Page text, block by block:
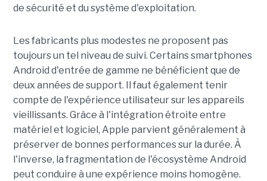
de sécurité et du système d'exploitation.
Les fabricants plus modestes ne proposent pas
toujours un tel niveau de suivi. Certains smartphones
Android d'entrée de gamme ne bénéficient que de
deux années de support. Il faut également tenir
compte de l'expérience utilisateur sur les appareils
vieillissants. Grâce à l'intégration étroite entre
matériel et logiciel, Apple parvient généralement à
préserver de bonnes performances sur la durée. À
l'inverse, la fragmentation de l'écosystème Android
peut conduire à une expérience moins homogène.